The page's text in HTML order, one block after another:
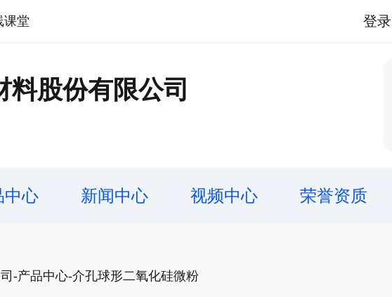
课堂 登录
料股份有限公司
中心 新闻中心 视频中心 荣誉资质
-产品中心-介孔球形二氧化硅微粉